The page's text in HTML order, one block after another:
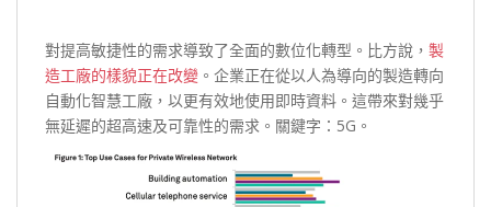
對提高敏捷性的需求導致了全面的數位化轉型。比方說， 製
造工廠的樣貌正在改變 。企業正在從以人為導向的製造轉向
自動化智慧工廠，以更有效地使用即時資料。這帶來對幾乎
無延遲的超高速及可靠性的需求。關鍵字：5G。